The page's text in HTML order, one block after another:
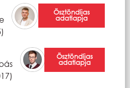
Ösztöndíjas
adatlapja
Ösztöndíjas
adatlapja